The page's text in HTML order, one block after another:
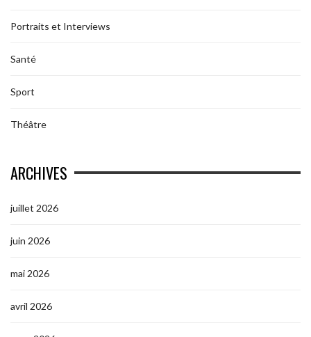
Portraits et Interviews
Santé
Sport
Théâtre
ARCHIVES
juillet 2026
juin 2026
mai 2026
avril 2026